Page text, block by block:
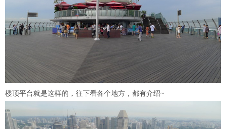
楼顶平台就是这样的，往下看各个地方，都有介绍~